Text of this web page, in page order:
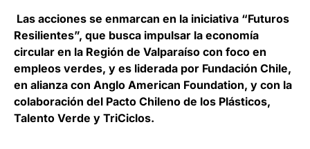
Las acciones se enmarcan en la iniciativa “Futuros
Resilientes”, que busca impulsar la economía
circular en la Región de Valparaíso con foco en
empleos verdes, y es liderada por Fundación Chile,
en alianza con Anglo American Foundation, y con la
colaboración del Pacto Chileno de los Plásticos,
Talento Verde y TriCiclos.